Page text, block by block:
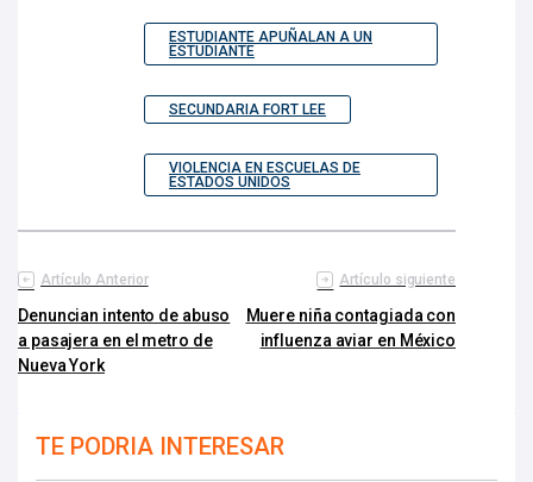
ESTUDIANTE APUÑALAN A UN
ESTUDIANTE
SECUNDARIA FORT LEE
VIOLENCIA EN ESCUELAS DE
ESTADOS UNIDOS
Artículo Anterior
Denuncian intento de abuso
a pasajera en el metro de
Nueva York
Artículo siguiente
Muere niña contagiada con
influenza aviar en México
TE PODRIA INTERESAR